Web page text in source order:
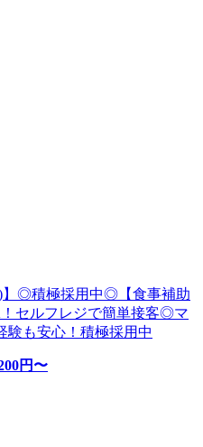
)】◎積極採用中◎【食事補助
セルフレジで簡単接客◎マ
験も安心！積極採用中
円〜